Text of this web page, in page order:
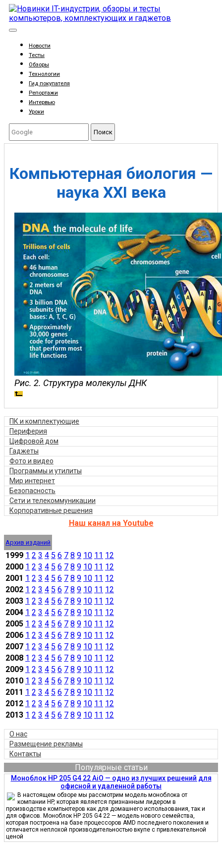
Новости
Тесты
Обзоры
Технологии
Гид покупателя
Репортажи
Интервью
Уроки
Поиск
Компьютерная биология —
наука XXI века
Рис. 2. Структура молекулы ДНК
ПК и комплектующие
Периферия
Цифровой дом
Гаджеты
Фото и видео
Программы и утилиты
Мир интернет
Безопасность
Сети и телекоммуникации
Корпоративные решения
Наш канал на Youtube
Архив изданий
1999 1 2 3 4 5 6 7 8 9 10 11 12
2000 1 2 3 4 5 6 7 8 9 10 11 12
2001 1 2 3 4 5 6 7 8 9 10 11 12
2002 1 2 3 4 5 6 7 8 9 10 11 12
2003 1 2 3 4 5 6 7 8 9 10 11 12
2004 1 2 3 4 5 6 7 8 9 10 11 12
2005 1 2 3 4 5 6 7 8 9 10 11 12
2006 1 2 3 4 5 6 7 8 9 10 11 12
2007 1 2 3 4 5 6 7 8 9 10 11 12
2008 1 2 3 4 5 6 7 8 9 10 11 12
2009 1 2 3 4 5 6 7 8 9 10 11 12
2010 1 2 3 4 5 6 7 8 9 10 11 12
2011 1 2 3 4 5 6 7 8 9 10 11 12
2012 1 2 3 4 5 6 7 8 9 10 11 12
2013 1 2 3 4 5 6 7 8 9 10 11 12
О нас
Размещение рекламы
Контакты
Популярные статьи
Моноблок HP 205 G4 22 AiO — одно из лучших решений для
офисной и удаленной работы
В настоящем обзоре мы рассмотрим модель моноблока от
компании HP, которая является признанным лидером в
производстве компьютеров как для домашнего использования, так и
для офисов. Моноблок HP 205 G4 22 — модель нового семейства,
которая построена на базе процессоров AMD последнего поколения и
отличается неплохой производительностью вкупе с привлекательной
ценой